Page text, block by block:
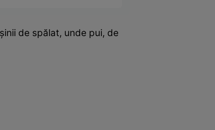
de spălat, unde pui, de